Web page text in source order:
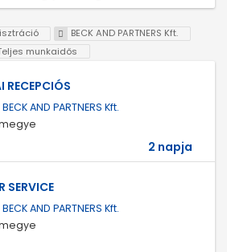
BECK AND PARTNERS Kft.
munkaidős
RECEPCIÓS
BECK AND PARTNERS Kft.
2 napja
SERVICE
BECK AND PARTNERS Kft.